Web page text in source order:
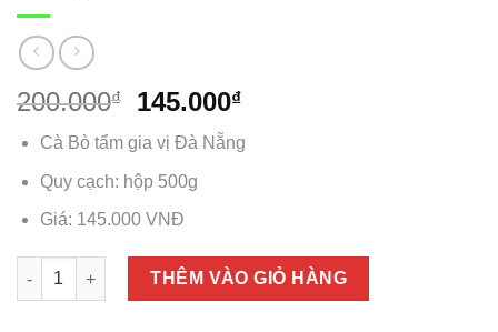
200.000₫ 145.000₫
Cà Bò tẩm gia vị Đà Nẵng
Quy cạch: hộp 500g
Giá: 145.000 VNĐ
Cá bò tẩm gia vị Đà Nẵng, đặc sản không thử tiếc cả đời số
THÊM VÀO GIỎ HÀNG